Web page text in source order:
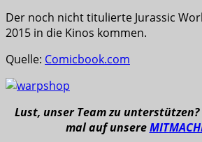
Der noch nicht titulierte Jurassic
2015 in die Kinos kommen.
Quelle: Comicbook.com
Lust, unser Team zu
mal auf unsere